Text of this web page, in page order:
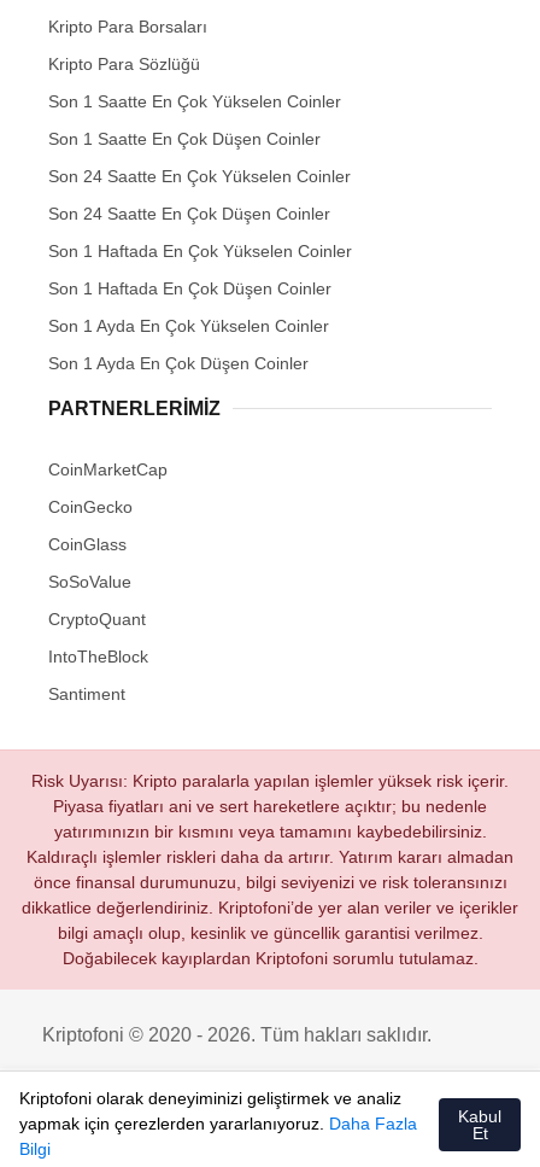
Kripto Para Borsaları
Kripto Para Sözlüğü
Son 1 Saatte En Çok Yükselen Coinler
Son 1 Saatte En Çok Düşen Coinler
Son 24 Saatte En Çok Yükselen Coinler
Son 24 Saatte En Çok Düşen Coinler
Son 1 Haftada En Çok Yükselen Coinler
Son 1 Haftada En Çok Düşen Coinler
Son 1 Ayda En Çok Yükselen Coinler
Son 1 Ayda En Çok Düşen Coinler
PARTNERLERIMIZ
CoinMarketCap
CoinGecko
CoinGlass
SoSoValue
CryptoQuant
IntoTheBlock
Santiment
Risk Uyarısı: Kripto paralarla yapılan işlemler yüksek risk içerir.
Piyasa fiyatları ani ve sert hareketlere açıktır; bu nedenle
yatırımınızın bir kısmını veya tamamını kaybedebilirsiniz.
Kaldıraçlı işlemler riskleri daha da artırır. Yatırım kararı almadan
önce finansal durumunuzu, bilgi seviyenizi ve risk toleransınızı
dikkatlice değerlendiriniz. Kriptofoni’de yer alan veriler ve içerikler
bilgi amaçlı olup, kesinlik ve güncellik garantisi verilmez.
Doğabilecek kayıplardan Kriptofoni sorumlu tutulamaz.
Kriptofoni © 2020 - 2026. Tüm hakları saklıdır.
Kriptofoni olarak deneyiminizi geliştirmek ve analiz
yapmak için çerezlerden yararlanıyoruz. Daha Fazla
Bilgi
Kabul
Et